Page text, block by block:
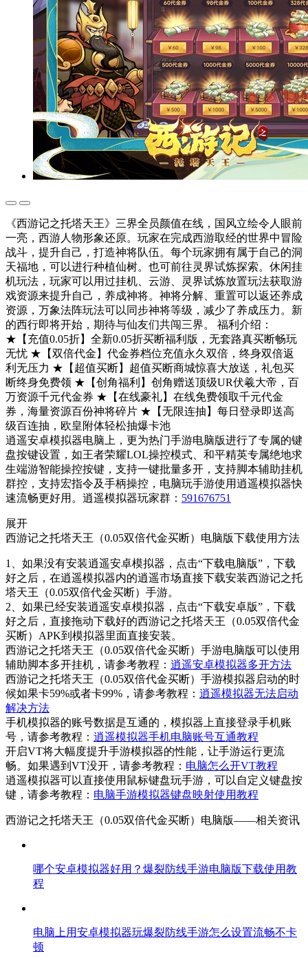
《西游记之托塔天王》三界全员颜值在线，国风立绘令人眼前
一亮，西游人物形象还原。玩家在完成西游取经的世界中冒险
战斗，提升自己，打造神将队伍。每个玩家拥有属于自己的洞
天福地，可以进行种植仙树。也可前往灵界试炼探索。休闲挂
机玩法，玩家可以用过挂机、云游、灵界试炼放置玩法获取游
戏资源来提升自己，养成神将。神将分解、重置可以返还养成
资源，万象法阵玩法可以同步神将等级，减少了养成压力。新
的西行即将开始，期待与仙友们共闯三界。 福利介绍：
★【充值0.05折】全新0.05折买断福利版，无套路真买断畅玩
无忧 ★【双倍代金】代金券档位充值永久双倍，终身双倍返
利无压力 ★【超值买断】超值买断商城惊喜大放送，礼包买
断终身免费领 ★【创角福利】创角赠送顶级UR伏羲大帝，百
万资源千元代金券 ★【在线豪礼】在线免费领取千元代金
券，海量资源百份神将碎片 ★【无限连抽】每日登录即送高
级百连抽，欧皇附体轻松抽爆卡池
逍遥安卓模拟器电脑上，更为热门手游电脑版进行了专属的键
盘按键设置，如王者荣耀LOL操控模式、和平精英专属绝地求
生端游智能操控按键，支持一键批量多开，支持脚本辅助挂机
群控，支持宏指令及手柄操控，电脑玩手游使用逍遥模拟器快
速流畅更好用。逍遥模拟器玩家群： 591676751
展开
西游记之托塔天王（0.05双倍代金买断）电脑版下载使用方法
1、如果没有安装逍遥安卓模拟器，点击“下载电脑版”，下载
好之后，在逍遥模拟器内的逍遥市场直接下载安装西游记之托
塔天王（0.05双倍代金买断）手游。
2、如果已经安装逍遥安卓模拟器，点击“下载安卓版”，下载
好之后，直接拖动下载好的西游记之托塔天王（0.05双倍代金
买断）APK到模拟器里面直接安装。
西游记之托塔天王（0.05双倍代金买断）手游电脑版可以使用
辅助脚本多开挂机，请参考教程： 逍遥安卓模拟器多开方法
西游记之托塔天王（0.05双倍代金买断）手游模拟器启动的时
候如果卡59%或者卡99%，请参考教程： 逍遥模拟器无法启动
解决方法
手机模拟器的账号数据是互通的，模拟器上直接登录手机账
号，请参考教程： 逍遥模拟器手机电脑账号互通教程
开启VT将大幅度提升手游模拟器的性能，让手游运行更流
畅。如果遇到VT没开，请参考教程： 电脑怎么开VT教程
逍遥模拟器可以直接使用鼠标键盘玩手游，可以自定义键盘按
键，请参考教程： 电脑手游模拟器键盘映射使用教程
西游记之托塔天王（0.05双倍代金买断）电脑版——相关资讯
哪个安卓模拟器好用？爆裂防线手游电脑版下载使用教
程
电脑上用安卓模拟器玩爆裂防线手游怎么设置流畅不卡
顿